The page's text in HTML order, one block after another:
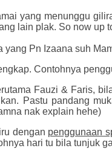
yang menunggu
lain plak. So now
yang Pn Izaana suh
Contohnya
Fauzi & Faris,
Pastu pandang
nak explain hehe)
dengan penggunaan
hari tu bila tunjuk